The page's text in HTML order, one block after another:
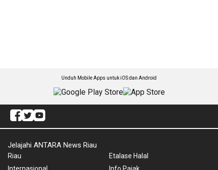
Unduh Mobile Apps untuk iOS dan Android
Jelajahi ANTARA News Riau
Riau
Etalase Halal